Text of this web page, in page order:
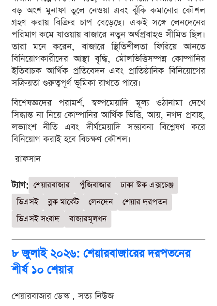
বড় অংশ মুনাফা তুলে নেওয়া এবং ঝুঁকি কমানোর কৌশল
গ্রহণ করায় বিক্রির চাপ বেড়েছে। একই সঙ্গে লেনদেনের
পরিমাণ কমে যাওয়ায় বাজারে নতুন অর্থপ্রবাহও সীমিত ছিল।
তারা মনে করেন, বাজারে স্থিতিশীলতা ফিরিয়ে আনতে
বিনিয়োগকারীদের আস্থা বৃদ্ধি, মৌলভিত্তিসম্পন্ন কোম্পানির
ইতিবাচক আর্থিক প্রতিবেদন এবং প্রাতিষ্ঠানিক বিনিয়োগের
সক্রিয়তা গুরুত্বপূর্ণ ভূমিকা রাখতে পারে।
বিশেষজ্ঞদের পরামর্শ, স্বল্পমেয়াদি মূল্য ওঠানামা দেখে
সিদ্ধান্ত না নিয়ে কোম্পানির আর্থিক ভিত্তি, আয়, নগদ প্রবাহ,
লভ্যাংশ নীতি এবং দীর্ঘমেয়াদি সম্ভাবনা বিশ্লেষণ করে
বিনিয়োগ করাই হবে বিচক্ষণ কৌশল।
-রাফসান
ট্যাগ: শেয়ারবাজার পুঁজিবাজার
ঢাকা স্টক এক্সচেঞ্জ
ডিএসই
ব্লক মার্কেট লেনদেন
শেয়ার দরপতন
ডিএসই সংবাদ
বাজারমূলধন
৮ জুলাই ২০২৬: শেয়ারবাজারের দরপতনের
শীর্ষ ১০ শেয়ার
শেয়ারবাজার ডেস্ক . সত্য নিউজ